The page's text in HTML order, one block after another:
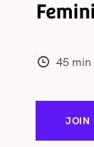
45 min
JOIN